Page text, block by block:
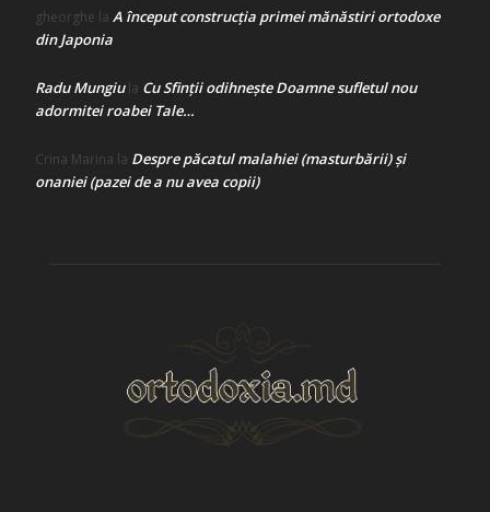
gheorghe la A început construcţia primei mănăstiri ortodoxe
din Japonia
Radu Mungiula Cu Sfinții odihnește Doamne sufletul nou
adormitei roabei Tale…
Crina Marina la Despre păcatul malahiei (masturbării) şi
onaniei (pazei de a nu avea copii)